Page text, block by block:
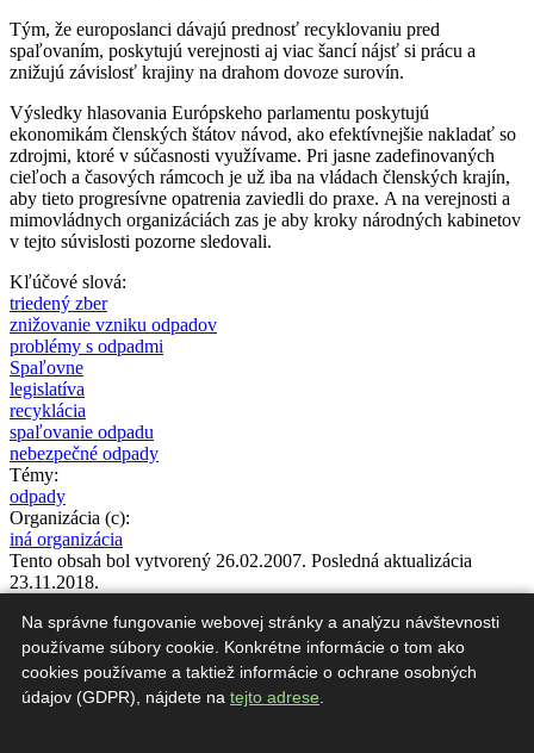
Tým, že europoslanci dávajú prednosť recyklovaniu pred
spaľovaním, poskytujú verejnosti aj viac šancí nájsť si prácu a
znižujú závislosť krajiny na drahom dovoze surovín.
Výsledky hlasovania Európskeho parlamentu poskytujú
ekonomikám členských štátov návod, ako efektívnejšie nakladať so
zdrojmi, ktoré v súčasnosti využívame. Pri jasne zadefinovaných
cieľoch a časových rámcoch je už iba na vládach členských krajín,
aby tieto progresívne opatrenia zaviedli do praxe. A na verejnosti a
mimovládnych organizáciách zas je aby kroky národných kabinetov
v tejto súvislosti pozorne sledovali.
Kľúčové slová:
triedený zber
znižovanie vzniku odpadov
problémy s odpadmi
Spaľovne
legislatíva
recyklácia
spaľovanie odpadu
nebezpečné odpady
Témy:
odpady
Organizácia (c):
iná organizácia
Tento obsah bol vytvorený 26.02.2007. Posledná aktualizácia
23.11.2018.
Priatelia Zeme – SPZ
poštová adresa: Haluzice 761, 91307 Haluzice
tel: 0903 77 23 23
e-mail:
spz@priateliazeme.sk
Na správne fungovanie webovej stránky a analýzu návštevnosti
používame súbory cookie. Konkrétne informácie o tom ako
cookies používame a taktiež informácie o ochrane osobných
údajov (GDPR), nájdete na tejto adrese